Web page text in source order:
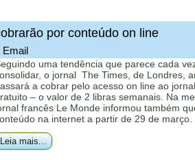
por conteúdo on line
Email
uma tendência que parece cada
o jornal The Times, de Londres,
a cobrar pelo acesso on line ao
– o valor de 2 libras semanais. Na
francês Le Monde informou também
na internet a partir de 29 de março.
Leia mais...